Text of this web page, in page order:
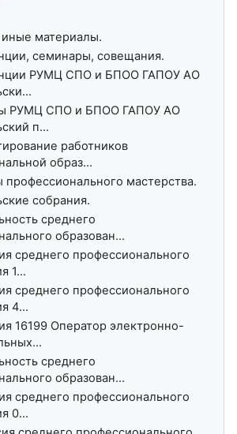
материалы.
семинары, совещания.
РУМЦ СПО и БПОО ГАПОУ АО
РУМЦ СПО и БПОО ГАПОУ АО
п...
работников
образ...
профессионального мастерства.
собрания.
среднего
образован...
среднего профессионального
1...
среднего профессионального
4...
16199 Оператор электронно-
среднего
образован...
среднего профессионального
0...